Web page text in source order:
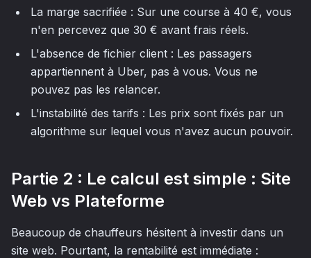
La marge sacrifiée : Sur une course à 40 €, vous
n'en percevez que 30 € avant frais réels.
L'absence de fichier client : Les passagers
appartiennent à Uber, pas à vous. Vous ne
pouvez pas les relancer.
L'instabilité des tarifs : Les prix sont fixés par un
algorithme sur lequel vous n'avez aucun pouvoir.
Partie 2 : Le calcul est simple : Site
Web vs Plateforme
Beaucoup de chauffeurs hésitent à investir dans un
site web. Pourtant, la rentabilité est immédiate :